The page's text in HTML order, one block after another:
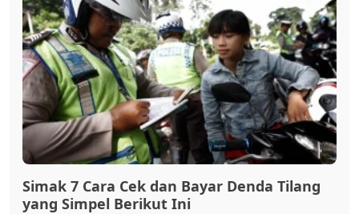
Simak 7 Cara Cek dan Bayar Denda Tilang
yang Simpel Berikut Ini